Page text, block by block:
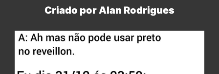
Criado por Alan Rodrigues